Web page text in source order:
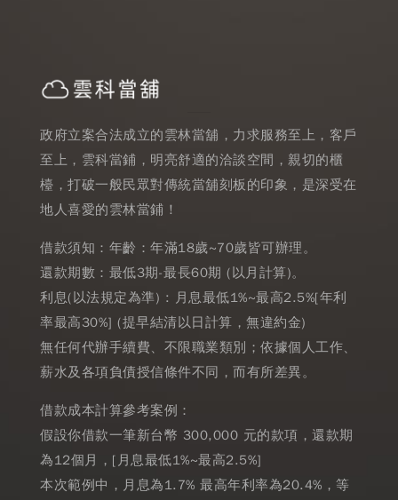
政府立案合法成立的雲林當舖，力求服務至上，客戶
至上，雲科當鋪，明亮舒適的洽談空間，親切的櫃
檯，打破一般民眾對傳統當舖刻板的印象，是深受在
地人喜愛的雲林當鋪！
借款須知：年齡：年滿18歲~70歲皆可辦理。
還款期數：最低3期-最長60期 (以月計算)。
利息(以法規定為準) : 月息最低1%~最高2.5%[年利
率最高30%] (提早結清以日計算，無違約金)
無任何代辦手續費、不限職業類別；依據個人工作、
薪水及各項負債授信條件不同，而有所差異。
借款成本計算參考案例：
假設你借款一筆新台幣 300,000 元的款項，還款期
為12個月，[月息最低1%~最高2.5%]
本次範例中，月息為1.7% 最高年利率為20.4%，等